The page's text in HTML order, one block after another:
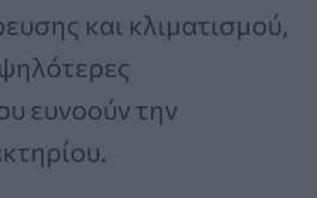
και κλιματισμού,
ευνοούν την